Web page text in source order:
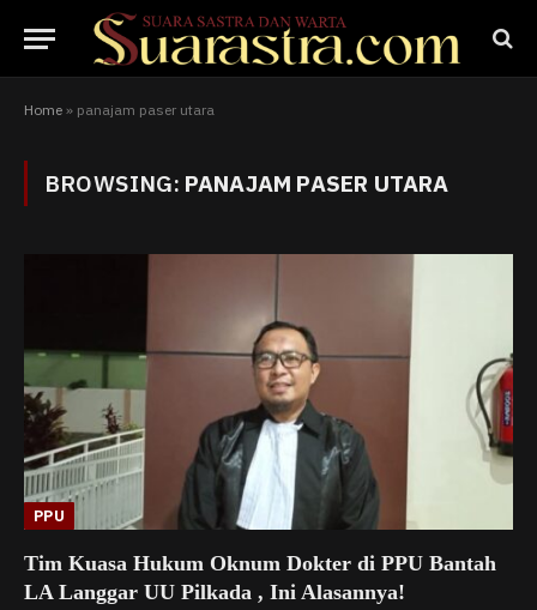
Home » panajam paser utara
BROWSING: PANAJAM PASER UTARA
PPU
Tim Kuasa Hukum Oknum Dokter di PPU Bantah
LA Langgar UU Pilkada , Ini Alasannya!